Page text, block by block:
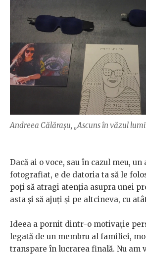
Andreea Călărașu, „Ascuns în văzul
Dacă ai o voce, sau în cazul meu, un
fotografiat, e de datoria ta să le
poți să atragi atenția asupra unei
asta și să ajuți și pe altcineva, cu
Ideea a pornit dintr-o motivație
legată de un membru al familiei,
transpare în lucrarea finală. Nu am